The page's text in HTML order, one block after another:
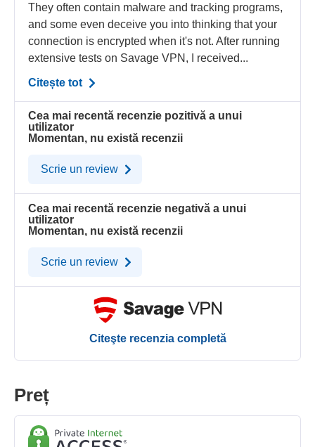
They often contain malware and tracking programs,
and some even deceive you into thinking that your
connection is encrypted when it's not. After running
extensive tests on Savage VPN, I received...
Citește tot
Cea mai recentă recenzie pozitivă a unui
utilizator
Momentan, nu există recenzii
Scrie un review
Cea mai recentă recenzie negativă a unui
utilizator
Momentan, nu există recenzii
Scrie un review
Citeşte recenzia completă
Preț